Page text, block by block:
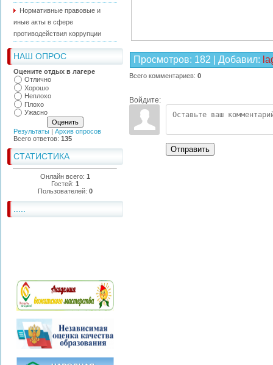
Нормативные правовые и
иные акты в сфере
противодействия коррупции
НАШ ОПРОС
Оцените отдых в лагере
Отлично
Хорошо
Неплохо
Плохо
Ужасно
Результаты | Архив опросов
Всего ответов: 135
СТАТИСТИКА
Онлайн всего: 1
Гостей: 1
Пользователей: 0
Просмотров: 182 Добавил:
Всего комментариев: 0
Войдите:
Отправить